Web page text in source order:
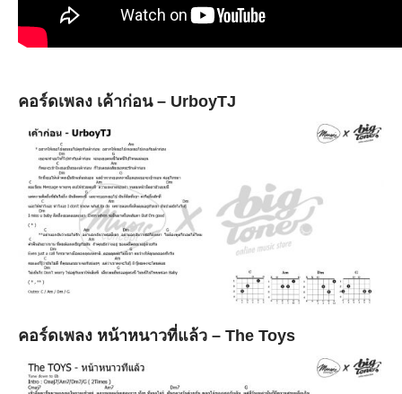
คอร์ดเพลง เค้าก่อน – UrboyTJ
คอร์ดเพลง หน้าหนาวที่แล้ว – The Toys